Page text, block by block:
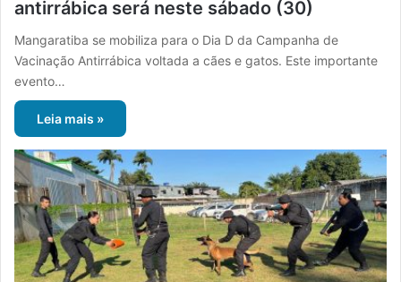
antirrábica será neste sábado (30)
Mangaratiba se mobiliza para o Dia D da Campanha de
Vacinação Antirrábica voltada a cães e gatos. Este importante
evento…
Leia mais »